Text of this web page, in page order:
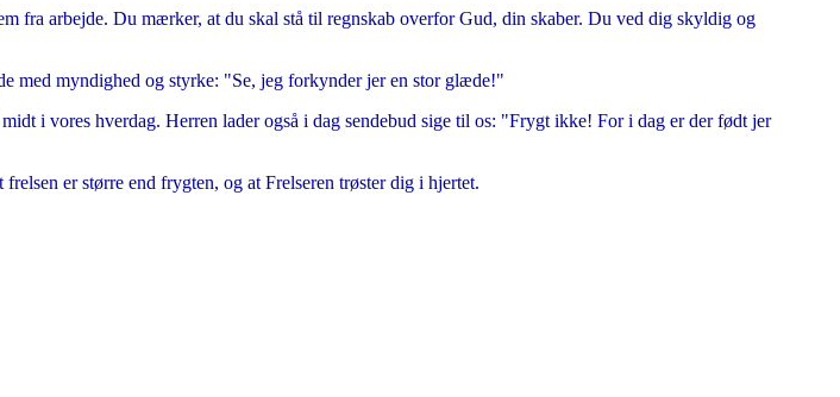
fra arbejde. Du mærker, at du skal stå til regnskab overfor Gud, din skaber. Du ved dig skyldig og
med myndighed og styrke: "Se, jeg forkynder jer en stor glæde!"
i vores hverdag. Herren lader også i dag sendebud sige til os: "Frygt ikke! For i dag er der født jer
er større end frygten, og at Frelseren trøster dig i hjertet.